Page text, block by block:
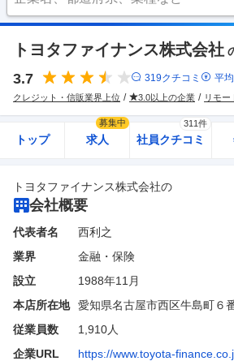
トヨタファイナンス株式会社
3.7 319クチコミ 平均
クレジット・信販業界上位 3.0以上の企業 リモー
トップ 求人
募集中
社員クチコミ
311件
トヨタファイナンス株式会社の
会社概要
代表者名
西利之
業界
金融・保険
設立
1988年11月
本店所在地
愛知県名古屋市西区牛島町６
従業員数
1,910人
企業URL
https://www.toyota-